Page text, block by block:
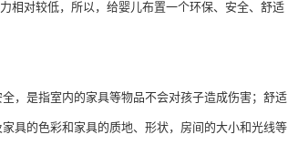
对较低，所以，给婴儿布置一个环保、安全、舒适
是指室内的家具等物品不会对孩子造成伤害；舒适
具的色彩和家具的质地、形状，房间的大小和光线等